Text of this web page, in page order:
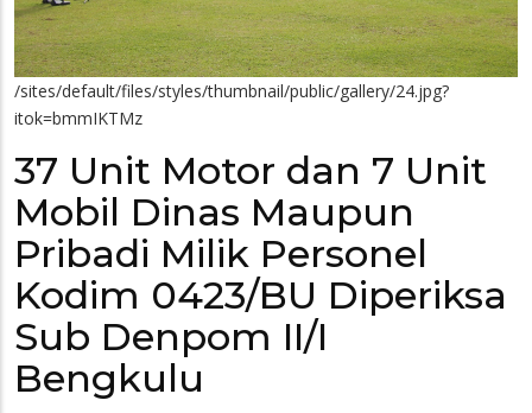
/sites/default/files/styles/thumbnail/public/gallery/24.jpg?
itok=bmmIKTMz
37 Unit Motor dan 7 Unit
Mobil Dinas Maupun
Pribadi Milik Personel
Kodim 0423/BU Diperiksa
Sub Denpom II/I
Bengkulu